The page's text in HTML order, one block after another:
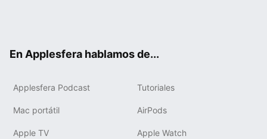
En Applesfera hablamos de...
Applesfera Podcast Tutoriales
Mac portátil AirPods
Apple TV Apple Watch